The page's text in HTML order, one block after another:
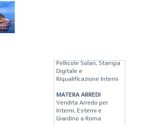
Pellicole Solari, Stampa
Digitale e
Riqualificazione Interni
MATERA ARREDI
Vendita Arredo per
Interni, Esterni e
Giardino a Roma